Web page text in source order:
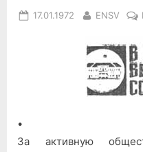
Posted
17.01.1972 By
ENSV
•
За активную